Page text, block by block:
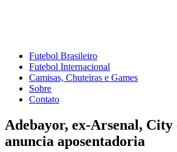
Futebol Brasileiro
Futebol Internacional
Camisas, Chuteiras e Games
Sobre
Contato
Adebayor, ex-Arsenal, City
anuncia aposentadoria